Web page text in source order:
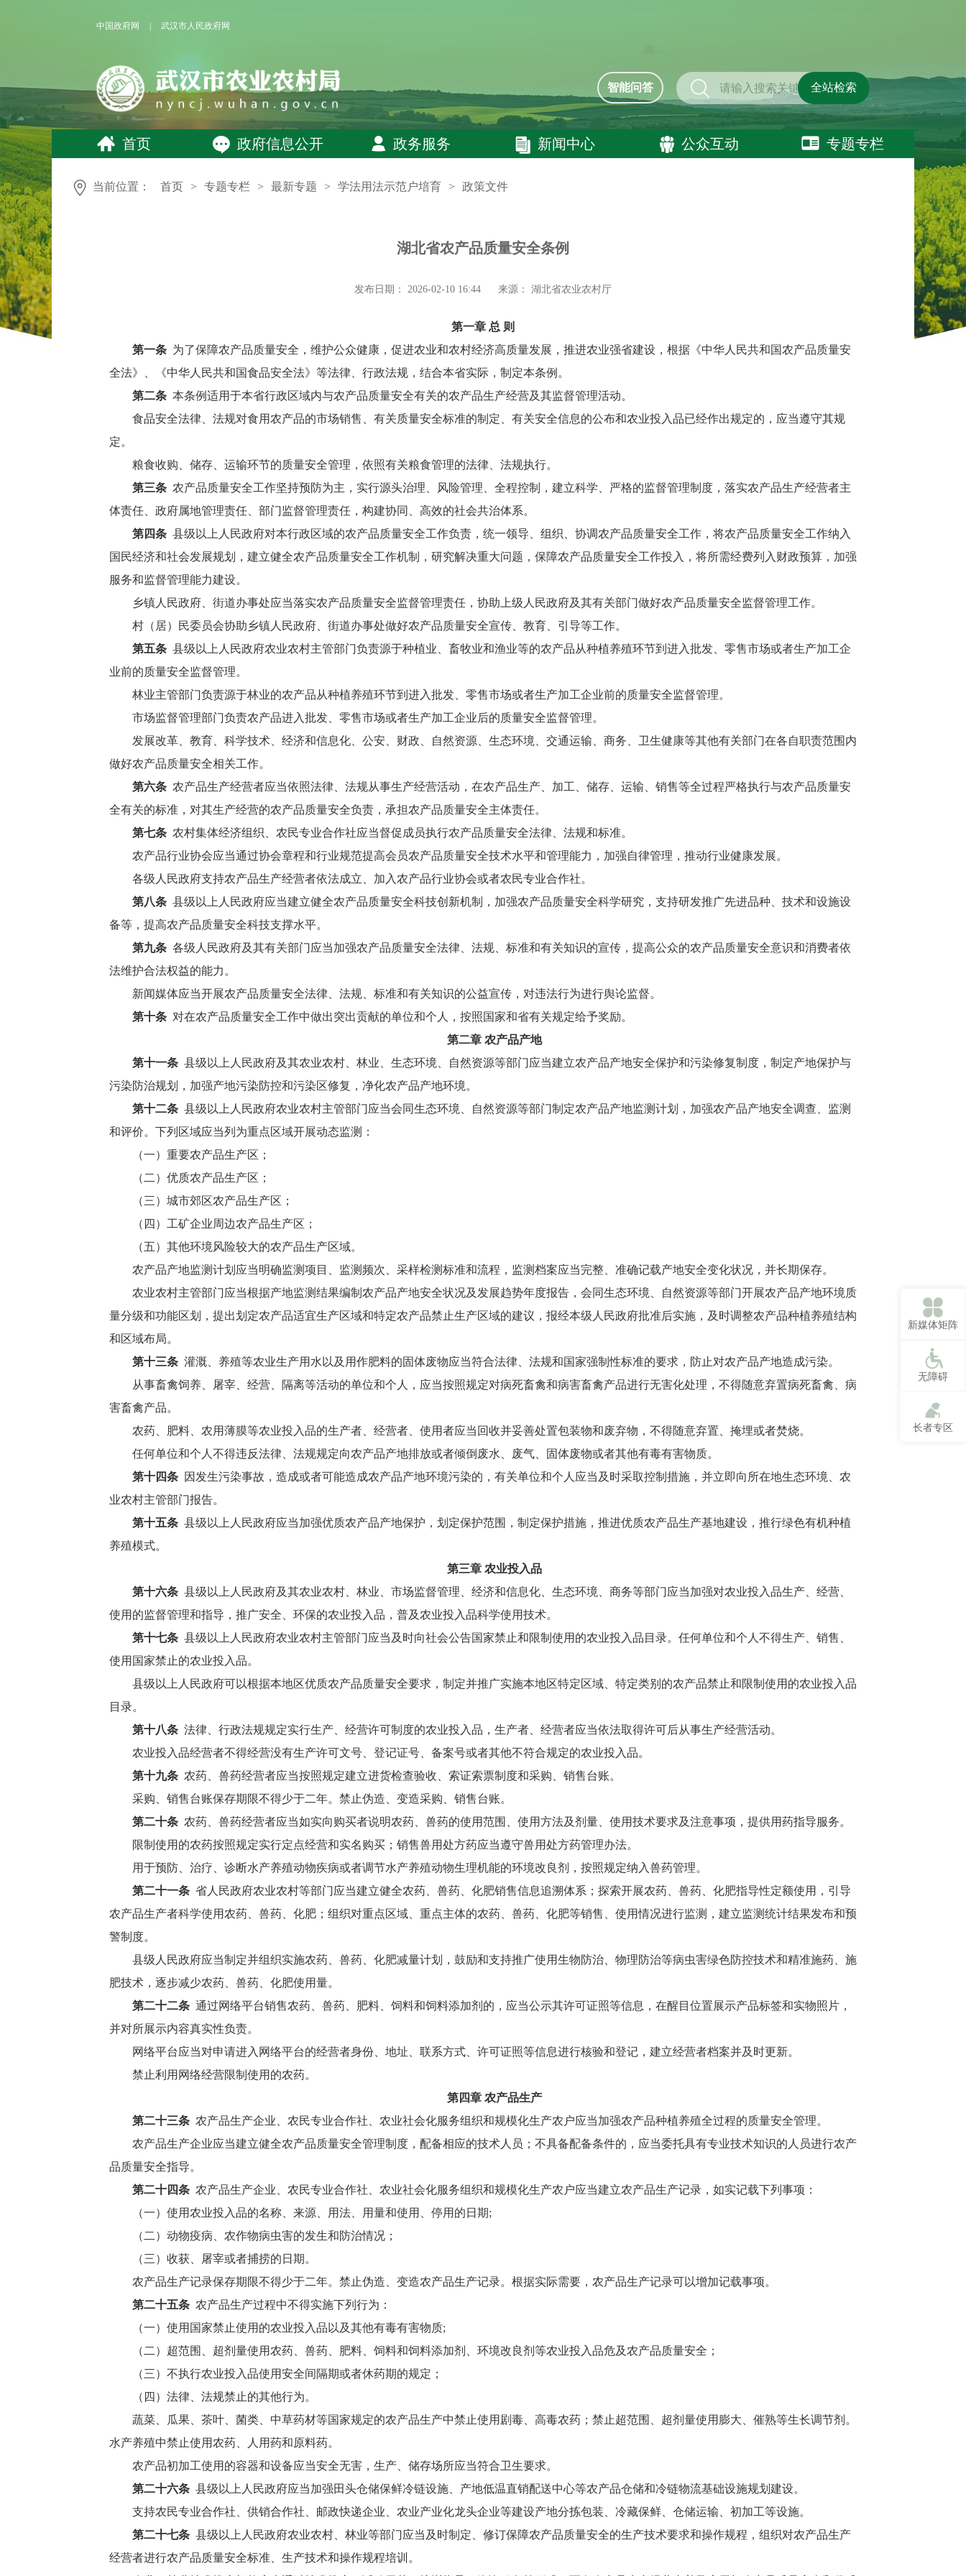
中国政府网 武汉市人民政府网
智能问答 全站检索
首页 政府信息公开 政务服务 新闻中心 公众互动 专题专栏
当前位置： 首页 > 专题专栏 > 最新专题 > 学法用法示范户培育 > 政策文件
湖北省农产品质量安全条例
发布日期： 2026-02-10 16:44 来源： 湖北省农业农村厅
第一章 总 则
第一条 为了保障农产品质量安全，维护公众健康，促进农业和农村经济高质量发展，推进农业强省建设，根据《中华人民共和国农产品质量安
全法》、《中华人民共和国食品安全法》等法律、行政法规，结合本省实际，制定本条例。
第二条 本条例适用于本省行政区域内与农产品质量安全有关的农产品生产经营及其监督管理活动。
食品安全法律、法规对食用农产品的市场销售、有关质量安全标准的制定、有关安全信息的公布和农业投入品已经作出规定的，应当遵守其规
定。
粮食收购、储存、运输环节的质量安全管理，依照有关粮食管理的法律、法规执行。
第三条 农产品质量安全工作坚持预防为主，实行源头治理、风险管理、全程控制，建立科学、严格的监督管理制度，落实农产品生产经营者主
体责任、政府属地管理责任、部门监督管理责任，构建协同、高效的社会共治体系。
第四条 县级以上人民政府对本行政区域的农产品质量安全工作负责，统一领导、组织、协调农产品质量安全工作，将农产品质量安全工作纳入
国民经济和社会发展规划，建立健全农产品质量安全工作机制，研究解决重大问题，保障农产品质量安全工作投入，将所需经费列入财政预算，加强
服务和监督管理能力建设。
乡镇人民政府、街道办事处应当落实农产品质量安全监督管理责任，协助上级人民政府及其有关部门做好农产品质量安全监督管理工作。
村（居）民委员会协助乡镇人民政府、街道办事处做好农产品质量安全宣传、教育、引导等工作。
第五条 县级以上人民政府农业农村主管部门负责源于种植业、畜牧业和渔业等的农产品从种植养殖环节到进入批发、零售市场或者生产加工企
业前的质量安全监督管理。
林业主管部门负责源于林业的农产品从种植养殖环节到进入批发、零售市场或者生产加工企业前的质量安全监督管理。
市场监督管理部门负责农产品进入批发、零售市场或者生产加工企业后的质量安全监督管理。
发展改革、教育、科学技术、经济和信息化、公安、财政、自然资源、生态环境、交通运输、商务、卫生健康等其他有关部门在各自职责范围内
做好农产品质量安全相关工作。
第六条 农产品生产经营者应当依照法律、法规从事生产经营活动，在农产品生产、加工、储存、运输、销售等全过程严格执行与农产品质量安
全有关的标准，对其生产经营的农产品质量安全负责，承担农产品质量安全主体责任。
第七条 农村集体经济组织、农民专业合作社应当督促成员执行农产品质量安全法律、法规和标准。
农产品行业协会应当通过协会章程和行业规范提高会员农产品质量安全技术水平和管理能力，加强自律管理，推动行业健康发展。
各级人民政府支持农产品生产经营者依法成立、加入农产品行业协会或者农民专业合作社。
第八条 县级以上人民政府应当建立健全农产品质量安全科技创新机制，加强农产品质量安全科学研究，支持研发推广先进品种、技术和设施设
备等，提高农产品质量安全科技支撑水平。
第九条 各级人民政府及其有关部门应当加强农产品质量安全法律、法规、标准和有关知识的宣传，提高公众的农产品质量安全意识和消费者依
法维护合法权益的能力。
新闻媒体应当开展农产品质量安全法律、法规、标准和有关知识的公益宣传，对违法行为进行舆论监督。
第十条 对在农产品质量安全工作中做出突出贡献的单位和个人，按照国家和省有关规定给予奖励。
第二章 农产品产地
第十一条 县级以上人民政府及其农业农村、林业、生态环境、自然资源等部门应当建立农产品产地安全保护和污染修复制度，制定产地保护与
污染防治规划，加强产地污染防控和污染区修复，净化农产品产地环境。
第十二条 县级以上人民政府农业农村主管部门应当会同生态环境、自然资源等部门制定农产品产地监测计划，加强农产品产地安全调查、监测
和评价。下列区域应当列为重点区域开展动态监测：
（一）重要农产品生产区；
（二）优质农产品生产区；
（三）城市郊区农产品生产区；
（四）工矿企业周边农产品生产区；
（五）其他环境风险较大的农产品生产区域。
农产品产地监测计划应当明确监测项目、监测频次、采样检测标准和流程，监测档案应当完整、准确记载产地安全变化状况，并长期保存。
农业农村主管部门应当根据产地监测结果编制农产品产地安全状况及发展趋势年度报告，会同生态环境、自然资源等部门开展农产品产地环境质
量分级和功能区划，提出划定农产品适宜生产区域和特定农产品禁止生产区域的建议，报经本级人民政府批准后实施，及时调整农产品种植养殖结构
和区域布局。
第十三条 灌溉、养殖等农业生产用水以及用作肥料的固体废物应当符合法律、法规和国家强制性标准的要求，防止对农产品产地造成污染。
从事畜禽饲养、屠宰、经营、隔离等活动的单位和个人，应当按照规定对病死畜禽和病害畜禽产品进行无害化处理，不得随意弃置病死畜禽、病
害畜禽产品。
农药、肥料、农用薄膜等农业投入品的生产者、经营者、使用者应当回收并妥善处置包装物和废弃物，不得随意弃置、掩埋或者焚烧。
任何单位和个人不得违反法律、法规规定向农产品产地排放或者倾倒废水、废气、固体废物或者其他有毒有害物质。
第十四条 因发生污染事故，造成或者可能造成农产品产地环境污染的，有关单位和个人应当及时采取控制措施，并立即向所在地生态环境、农
业农村主管部门报告。
第十五条 县级以上人民政府应当加强优质农产品产地保护，划定保护范围，制定保护措施，推进优质农产品生产基地建设，推行绿色有机种植
养殖模式。
第三章 农业投入品
第十六条 县级以上人民政府及其农业农村、林业、市场监督管理、经济和信息化、生态环境、商务等部门应当加强对农业投入品生产、经营、
使用的监督管理和指导，推广安全、环保的农业投入品，普及农业投入品科学使用技术。
第十七条 县级以上人民政府农业农村主管部门应当及时向社会公告国家禁止和限制使用的农业投入品目录。任何单位和个人不得生产、销售、
使用国家禁止的农业投入品。
县级以上人民政府可以根据本地区优质农产品质量安全要求，制定并推广实施本地区特定区域、特定类别的农产品禁止和限制使用的农业投入品
目录。
第十八条 法律、行政法规规定实行生产、经营许可制度的农业投入品，生产者、经营者应当依法取得许可后从事生产经营活动。
农业投入品经营者不得经营没有生产许可文号、登记证号、备案号或者其他不符合规定的农业投入品。
第十九条 农药、兽药经营者应当按照规定建立进货检查验收、索证索票制度和采购、销售台账。
采购、销售台账保存期限不得少于二年。禁止伪造、变造采购、销售台账。
第二十条 农药、兽药经营者应当如实向购买者说明农药、兽药的使用范围、使用方法及剂量、使用技术要求及注意事项，提供用药指导服务。
限制使用的农药按照规定实行定点经营和实名购买；销售兽用处方药应当遵守兽用处方药管理办法。
用于预防、治疗、诊断水产养殖动物疾病或者调节水产养殖动物生理机能的环境改良剂，按照规定纳入兽药管理。
第二十一条 省人民政府农业农村等部门应当建立健全农药、兽药、化肥销售信息追溯体系；探索开展农药、兽药、化肥指导性定额使用，引导
农产品生产者科学使用农药、兽药、化肥；组织对重点区域、重点主体的农药、兽药、化肥等销售、使用情况进行监测，建立监测统计结果发布和预
警制度。
县级人民政府应当制定并组织实施农药、兽药、化肥减量计划，鼓励和支持推广使用生物防治、物理防治等病虫害绿色防控技术和精准施药、施
肥技术，逐步减少农药、兽药、化肥使用量。
第二十二条 通过网络平台销售农药、兽药、肥料、饲料和饲料添加剂的，应当公示其许可证照等信息，在醒目位置展示产品标签和实物照片，
并对所展示内容真实性负责。
网络平台应当对申请进入网络平台的经营者身份、地址、联系方式、许可证照等信息进行核验和登记，建立经营者档案并及时更新。
禁止利用网络经营限制使用的农药。
第四章 农产品生产
第二十三条 农产品生产企业、农民专业合作社、农业社会化服务组织和规模化生产农户应当加强农产品种植养殖全过程的质量安全管理。
农产品生产企业应当建立健全农产品质量安全管理制度，配备相应的技术人员；不具备配备条件的，应当委托具有专业技术知识的人员进行农产
品质量安全指导。
第二十四条 农产品生产企业、农民专业合作社、农业社会化服务组织和规模化生产农户应当建立农产品生产记录，如实记载下列事项：
（一）使用农业投入品的名称、来源、用法、用量和使用、停用的日期;
（二）动物疫病、农作物病虫害的发生和防治情况；
（三）收获、屠宰或者捕捞的日期。
农产品生产记录保存期限不得少于二年。禁止伪造、变造农产品生产记录。根据实际需要，农产品生产记录可以增加记载事项。
第二十五条 农产品生产过程中不得实施下列行为：
（一）使用国家禁止使用的农业投入品以及其他有毒有害物质;
（二）超范围、超剂量使用农药、兽药、肥料、饲料和饲料添加剂、环境改良剂等农业投入品危及农产品质量安全；
（三）不执行农业投入品使用安全间隔期或者休药期的规定；
（四）法律、法规禁止的其他行为。
蔬菜、瓜果、茶叶、菌类、中草药材等国家规定的农产品生产中禁止使用剧毒、高毒农药；禁止超范围、超剂量使用膨大、催熟等生长调节剂。
水产养殖中禁止使用农药、人用药和原料药。
农产品初加工使用的容器和设备应当安全无害，生产、储存场所应当符合卫生要求。
第二十六条 县级以上人民政府应当加强田头仓储保鲜冷链设施、产地低温直销配送中心等农产品仓储和冷链物流基础设施规划建设。
支持农民专业合作社、供销合作社、邮政快递企业、农业产业化龙头企业等建设产地分拣包装、冷藏保鲜、仓储运输、初加工等设施。
第二十七条 县级以上人民政府农业农村、林业等部门应当及时制定、修订保障农产品质量安全的生产技术要求和操作规程，组织对农产品生产
经营者进行农产品质量安全标准、生产技术和操作规程培训。
新媒体矩阵
无障碍
长者专区